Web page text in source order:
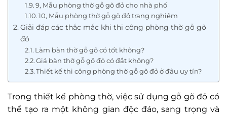
9, Mẫu phòng thờ gỗ gõ đỏ cho nhà phố
10, Mẫu phòng thờ gỗ gõ đỏ trang nghiêm
Giải đáp các thắc mắc khi thi công phòng thờ gỗ gõ
đỏ
Làm bàn thờ gỗ gõ có tốt không?
Giá bàn thờ gỗ gõ đỏ có đắt không?
Thiết kế thi công phòng thờ gỗ gõ đỏ ở đâu uy tín?
Trong thiết kế phòng thờ, việc sử dụng gỗ gõ đỏ có
thể tạo ra một không gian độc đáo, sang trọng và